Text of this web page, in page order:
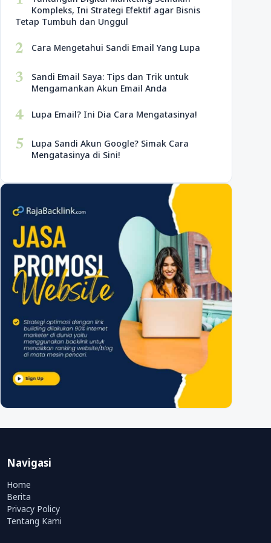
Kompleks, Ini Strategi Efektif agar Bisnis
Tetap Tumbuh dan Unggul
2 Cara Mengetahui Sandi Email Yang Lupa
3
Sandi Email Saya: Tips dan Trik untuk
Mengamankan Akun Email Anda
4 Lupa Email? Ini Dia Cara Mengatasinya!
5
Lupa Sandi Akun Google? Simak Cara
Mengatasinya di Sini!
Navigasi
Home
Berita
Privacy Policy
Tentang Kami